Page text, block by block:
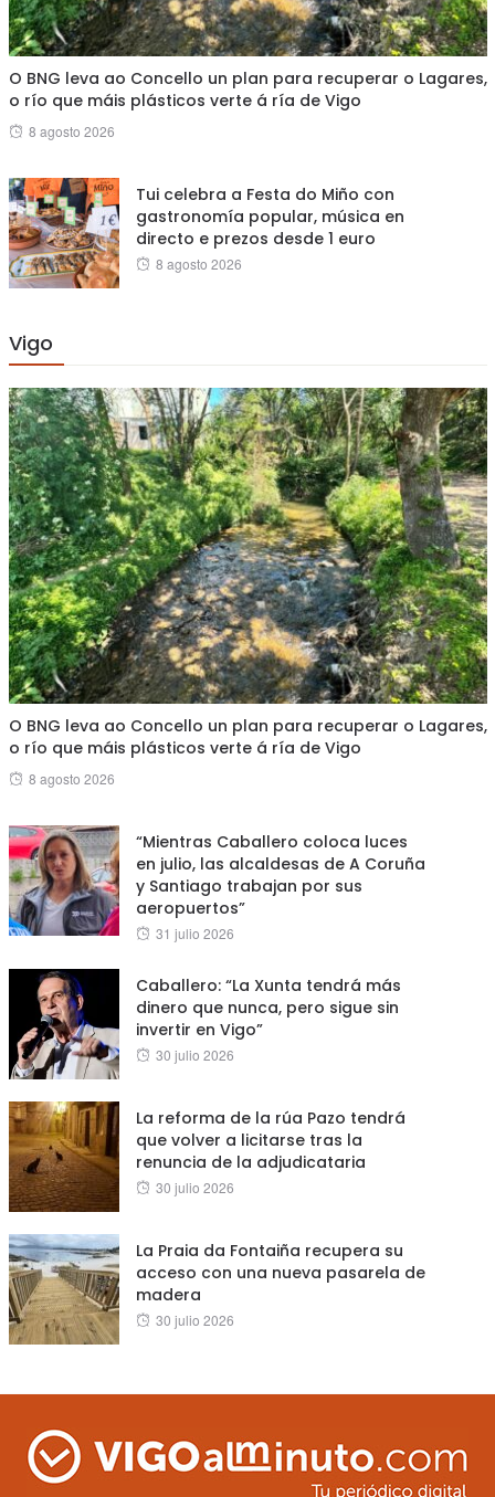
O BNG leva ao Concello un plan para recuperar o Lagares,
o río que máis plásticos verte á ría de Vigo
Posted
8 agosto 2026
Tui celebra a Festa do Miño con
gastronomía popular, música en
directo e prezos desde 1 euro
Posted
8 agosto 2026
Vigo
O BNG leva ao Concello un plan para recuperar o Lagares,
o río que máis plásticos verte á ría de Vigo
Posted
8 agosto 2026
“Mientras Caballero coloca luces
en julio, las alcaldesas de A Coruña
y Santiago trabajan por sus
aeropuertos”
Posted
31 julio 2026
Caballero: “La Xunta tendrá más
dinero que nunca, pero sigue sin
invertir en Vigo”
Posted
30 julio 2026
La reforma de la rúa Pazo tendrá
que volver a licitarse tras la
renuncia de la adjudicataria
Posted
30 julio 2026
La Praia da Fontaiña recupera su
acceso con una nueva pasarela de
madera
Posted
30 julio 2026